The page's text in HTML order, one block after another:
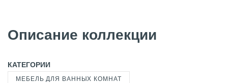
Описание коллекции
КАТЕГОРИИ
МЕБЕЛЬ ДЛЯ ВАННЫХ КОМНАТ